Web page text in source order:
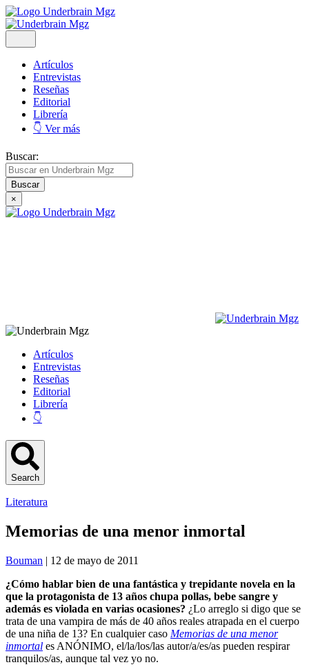
Artículos
Entrevistas
Reseñas
Editorial
Librería
👇 Ver más
Buscar:
×
Artículos
Entrevistas
Reseñas
Editorial
Librería
👇
Search
Literatura
Memorias de una menor inmortal
Bouman | 12 de mayo de 2011
¿Cómo hablar bien de una fantástica y trepidante novela en la
que la protagonista de 13 años chupa pollas, bebe sangre y
además es violada en varias ocasiones? ¿Lo arreglo si digo que se
trata de una vampira de más de 40 años reales atrapada en el cuerpo
de una niña de 13? En cualquier caso Memorias de una menor
inmortal es ANÓNIMO, el/la/los/las autor/a/es/as pueden respirar
tranquilos/as, aunque tal vez yo no.